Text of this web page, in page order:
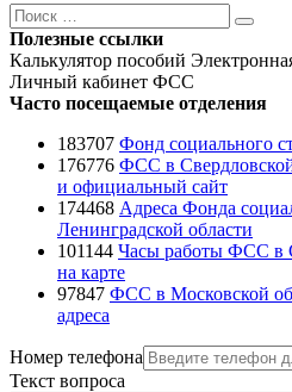
Поиск
Поиск
Полезные ссылки
Калькулятор пособий
Личный кабинет ФСС
Часто посещаемые отделения
183707 Фонд социального
176776 ФСС в
и официальный сайт
174468 Адреса Фонда
Ленинградской области
101144 Часы работы ФСС в
на карте
97847 ФСС в Московской
адреса
Номер телефона
Текст вопроса